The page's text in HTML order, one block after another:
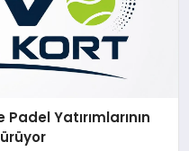
Yatırımlarının